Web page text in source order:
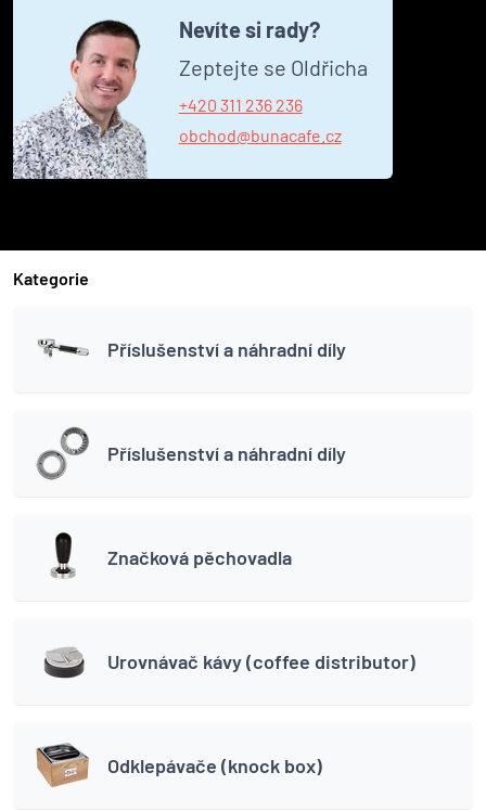
Nevíte si rady?
Zeptejte se Oldřicha
+420 311 236 236
obchod@bunacafe.cz
Kategorie
Příslušenství a náhradní díly
Příslušenství a náhradní díly
Značková pěchovadla
Urovnávač kávy (coffee distributor)
Odklepávače (knock box)